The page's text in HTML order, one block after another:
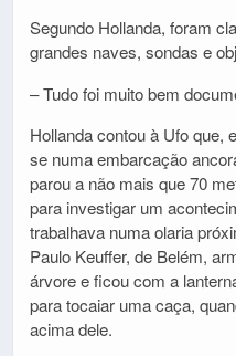
Segundo Hollanda, foram
grandes naves, sondas e
– Tudo foi muito bem
Hollanda contou à Ufo que,
se numa embarcação
parou a não mais que 70
para investigar um
trabalhava numa olaria
Paulo Keuffer, de Belém,
árvore e ficou com a
para tocaiar uma caça,
acima dele.